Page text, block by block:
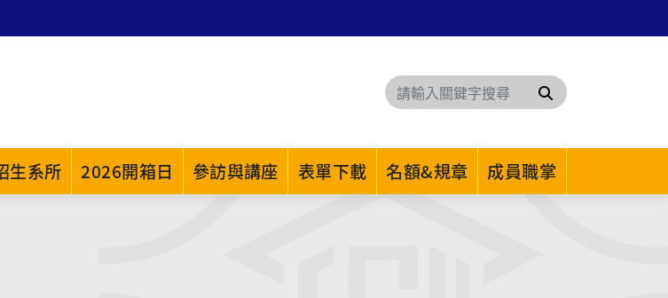
搜尋
生系所 2026開箱日 參訪與講座 表單下載 名額&規章 成員職掌